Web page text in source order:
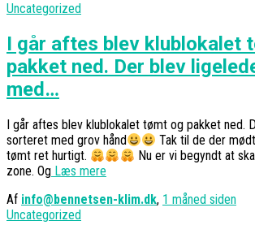
Uncategorized
I går aftes blev klublokalet
pakket ned. Der blev
med…
I går aftes blev klublokalet tømt og pakket ned.
sorteret med grov hånd
Tak til de der
tømt ret hurtigt.
Nu er vi begyndt at
zone. Og Læs mere
Af info@bennetsen-klim.dk, 1 måned siden
Uncategorized